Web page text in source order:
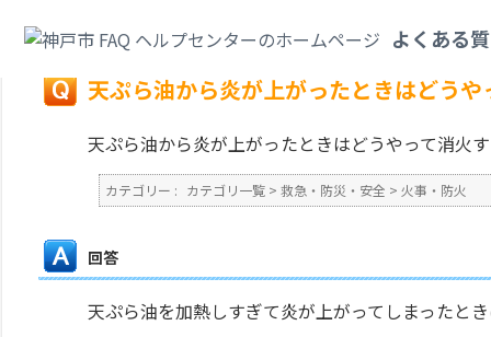
よくある
戻る
天ぷら油から炎が上がったときはどう
天ぷら油から炎が上がったときはどうやって消火
カテゴリー : カテゴリ一覧 > 救急・防災・安全 > 火事・防火
回答
天ぷら油を加熱しすぎて炎が上がってしまったと